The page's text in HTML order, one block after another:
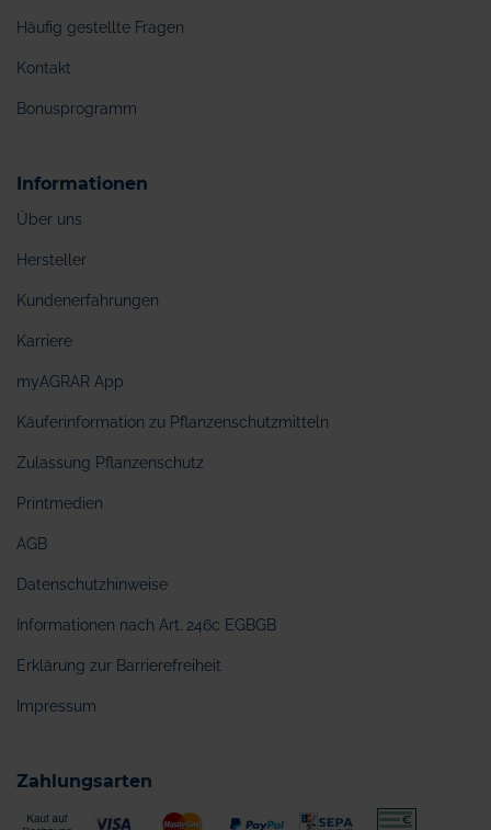
Häufig gestellte Fragen
Kontakt
Bonusprogramm
Informationen
Über uns
Hersteller
Kundenerfahrungen
Karriere
myAGRAR App
Käuferinformation zu Pflanzenschutzmitteln
Zulassung Pflanzenschutz
Printmedien
AGB
Datenschutzhinweise
Informationen nach Art. 246c EGBGB
Erklärung zur Barrierefreiheit
Impressum
Zahlungsarten